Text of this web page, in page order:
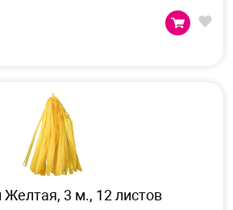
Желтая, 3 м., 12 листов